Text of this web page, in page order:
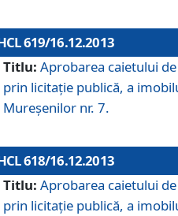
619/16.12.2013
Titlu: Aprobarea caietului
prin licitaţie publică, a
Mureşenilor nr. 7.
618/16.12.2013
Titlu: Aprobarea caietului
prin licitaţie publică, a